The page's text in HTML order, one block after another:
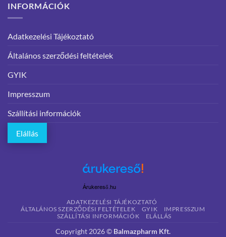
INFORMÁCIÓK
Adatkezelési Tájékoztató
Általános szerződési feltételek
GYIK
Impresszum
Szállítási információk
Elállás
Árukereső.hu
ADATKEZELÉSI TÁJÉKOZTATÓ
ÁLTALÁNOS SZERZŐDÉSI FELTÉTELEK
GYIK
IMPRESSZUM
SZÁLLÍTÁSI INFORMÁCIÓK
ELÁLLÁS
Copyright 2026 © Balmazpharm Kft.